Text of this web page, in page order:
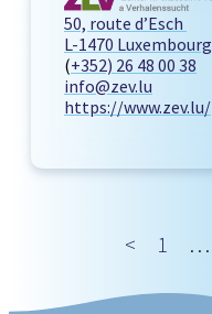
50, route d’Esch
L-1470 Luxembourg
(+352) 26 48 00 38
info@zev.lu
https://www.zev.lu/
< 1 …